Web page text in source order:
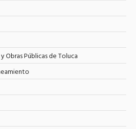
Públicas de Toluca